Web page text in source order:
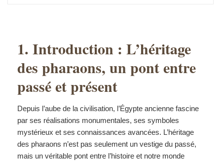
1. Introduction : L’héritage
des pharaons, un pont entre
passé et présent
Depuis l’aube de la civilisation, l’Égypte ancienne fascine
par ses réalisations monumentales, ses symboles
mystérieux et ses connaissances avancées. L’héritage
des pharaons n’est pas seulement un vestige du passé,
mais un véritable pont entre l’histoire et notre monde